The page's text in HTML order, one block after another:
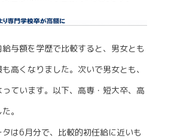
与額を学歴で比較すると、男女とも
高くなりました。次いで男女とも、
ています。以下、高専・短大卒、高
。
は6月分で、比較的初任給に近いも